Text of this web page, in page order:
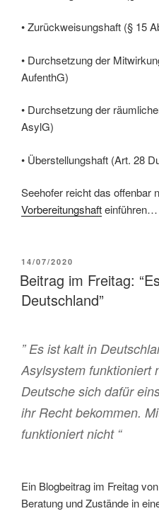
• Zurückweisungshaft (§ 15
• Durchsetzung der
AufenthG)
• Durchsetzung der
AsylG)
• Überstellungshaft (Art. 28
Seehofer reicht das offenbar
Vorbereitungshafteinführen…
14/07/2020
Beitrag im Freitag:
Deutschland”
” Es ist kalt in
Asylsystem funktioniert
Deutsche sich dafür
ihr Recht bekommen.
funktioniert nicht “
Ein Blogbeitrag im Freitag
Beratung und Zustände in